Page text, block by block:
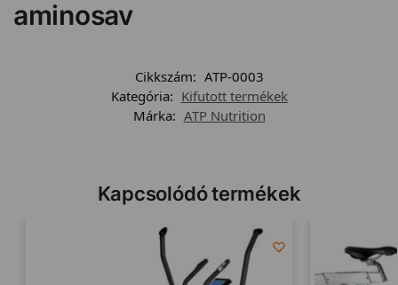
aminosav
Cikkszám: ATP-0003
Kategória: Kifutott termékek
Márka: ATP Nutrition
Kapcsolódó termékek